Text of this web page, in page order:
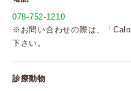
078-752-1210
※お問い合わせの際は、「
下さい。
診療動物